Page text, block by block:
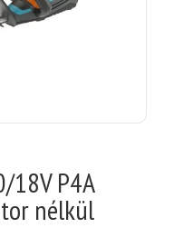
18V P4A
nélkül